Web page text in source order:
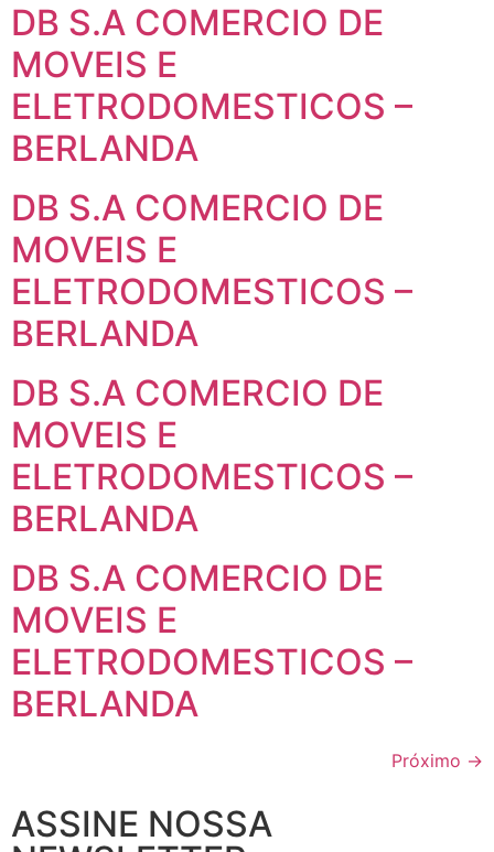
DB S.A COMERCIO DE
MOVEIS E
ELETRODOMESTICOS –
BERLANDA
DB S.A COMERCIO DE
MOVEIS E
ELETRODOMESTICOS –
BERLANDA
DB S.A COMERCIO DE
MOVEIS E
ELETRODOMESTICOS –
BERLANDA
DB S.A COMERCIO DE
MOVEIS E
ELETRODOMESTICOS –
BERLANDA
Próximo →
ASSINE NOSSA